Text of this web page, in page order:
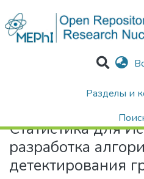
Разделы и
Статистика
Статистика для
разработка
детектирования